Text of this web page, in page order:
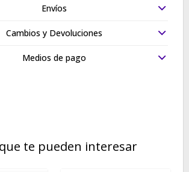
Envíos
Cambios y Devoluciones
Medios de pago
te pueden interesar